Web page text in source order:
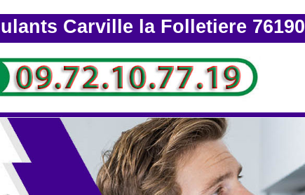
Carville la Folletiere 76190